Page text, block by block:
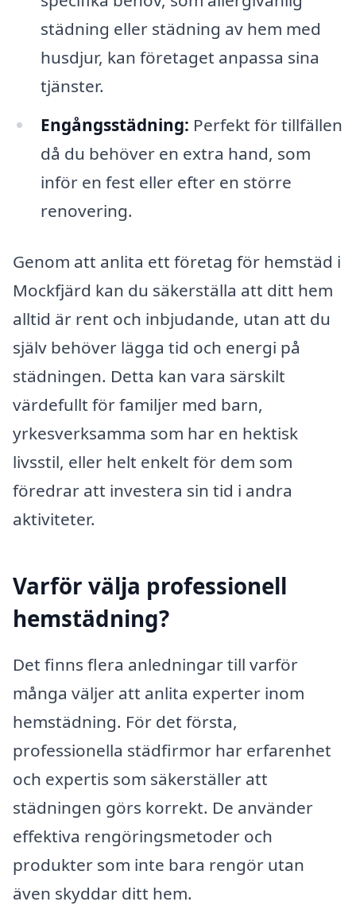
städning eller städning av hem med
husdjur, kan företaget anpassa sina
tjänster.
Engångsstädning: Perfekt för tillfällen
då du behöver en extra hand, som
inför en fest eller efter en större
renovering.
Genom att anlita ett företag för hemstäd i
Mockfjärd kan du säkerställa att ditt hem
alltid är rent och inbjudande, utan att du
själv behöver lägga tid och energi på
städningen. Detta kan vara särskilt
värdefullt för familjer med barn,
yrkesverksamma som har en hektisk
livsstil, eller helt enkelt för dem som
föredrar att investera sin tid i andra
aktiviteter.
Varför välja professionell
hemstädning?
Det finns flera anledningar till varför
många väljer att anlita experter inom
hemstädning. För det första,
professionella städfirmor har erfarenhet
och expertis som säkerställer att
städningen görs korrekt. De använder
effektiva rengöringsmetoder och
produkter som inte bara rengör utan
även skyddar ditt hem.